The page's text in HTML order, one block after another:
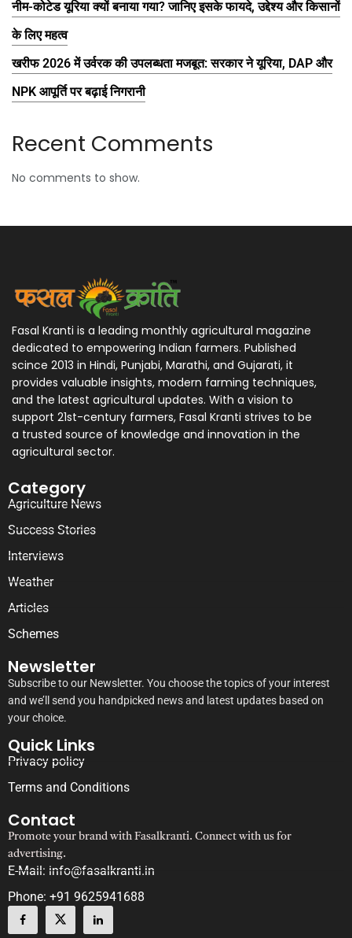
नीम-कोटेड यूरिया क्यों बनाया गया? जानिए इसके फायदे, उद्देश्य और किसानों
के लिए महत्व
खरीफ 2026 में उर्वरक की उपलब्धता मजबूत: सरकार ने यूरिया, DAP और
NPK आपूर्ति पर बढ़ाई निगरानी
Recent Comments
No comments to show.
Fasal Kranti is a leading monthly agricultural magazine
dedicated to empowering Indian farmers. Published
scince 2013 in Hindi, Punjabi, Marathi, and Gujarati, it
provides valuable insights, modern farming techniques,
and the latest agricultural updates. With a vision to
support 21st-century farmers, Fasal Kranti strives to be
a trusted source of knowledge and innovation in the
agricultural sector.
Category
Agriculture News
Success Stories
Interviews
Weather
Articles
Schemes
Newsletter
Subscribe to our Newsletter. You choose the topics of your interest
and we’ll send you handpicked news and latest updates based on
your choice.
Quick Links
Privacy policy
Terms and Conditions
Contact
Promote your brand with Fasalkranti. Connect with us for
advertising.
E-Mail: info@fasalkranti.in
Phone: +91 9625941688